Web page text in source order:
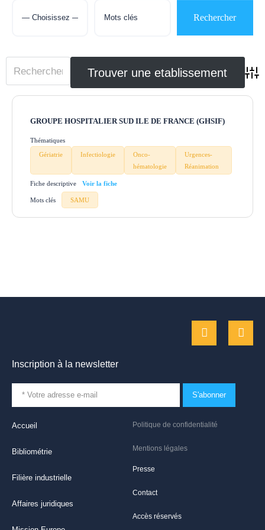
GROUPE HOSPITALIER SUD ILE DE FRANCE (GHSIF)
Thématiques
Gériatrie
Infectiologie
Onco-
hématologie
Urgences-
Réanimation
Fiche descriptive
Mots clés SAMU
Politique de confidentialité
Mentions légales
Presse
Contact
Accès réservés
Accueil
Bibliométrie
Filière industrielle
Affaires juridiques
Inscription à la newsletter
S'abonner